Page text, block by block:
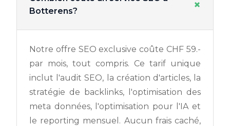
Botterens?
+
Notre offre SEO exclusive coûte CHF 59.-
par mois, tout compris. Ce tarif unique
inclut l'audit SEO, la création d'articles, la
stratégie de backlinks, l'optimisation des
meta données, l'optimisation pour l'IA et
le reporting mensuel. Aucun frais caché,